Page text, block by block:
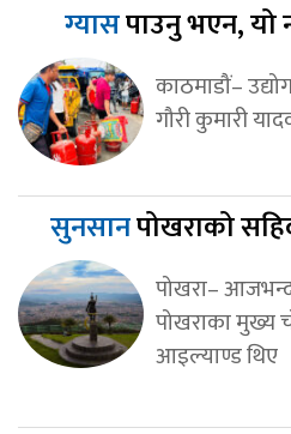
ग्यासपाउनु भएन, यो
काठमाडौं–
गौरी कुमारी
सुनसानपोखराको
पोखरा–
पोखराका मुख्य
आइल्याण्ड थिए